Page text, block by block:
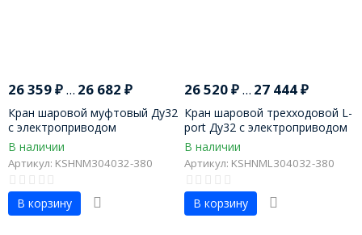
26 359₽... 26 682 ₽
Кран шаровой муфтовый Ду32
с электроприводом
В наличии
Артикул: KSHNM304032-380
В корзину
26 520₽... 27 444₽
Кран шаровой трехходовой L-
port Ду32 с электроприводом
В наличии
Артикул: KSHNML304032-380
В корзину